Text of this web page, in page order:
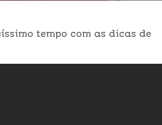
tempo com as dicas de